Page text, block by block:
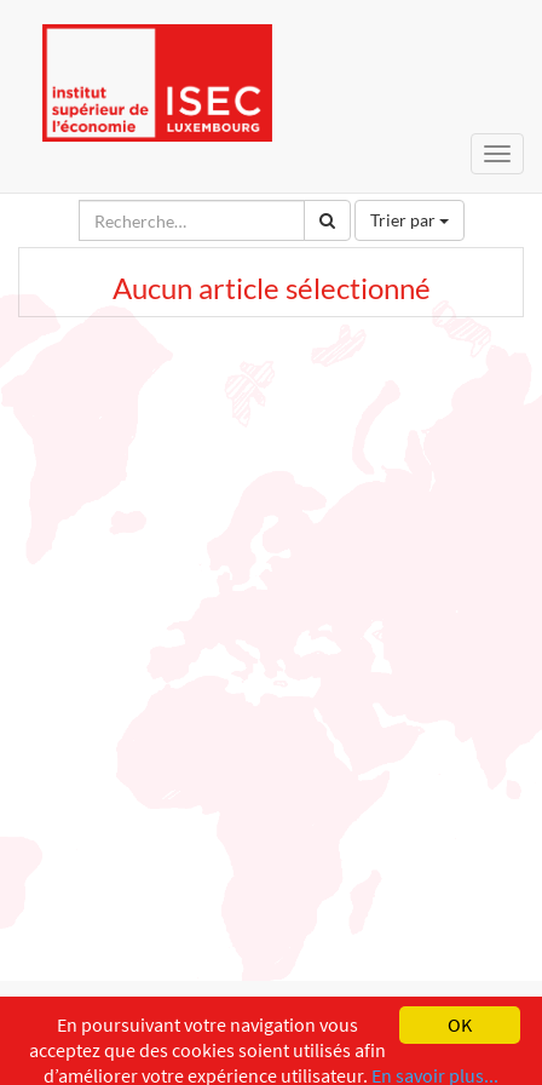
Trier par
Aucun article sélectionné
English Français
Copyright ©ISEC-AdW Aspects légaux
OK
En poursuivant votre navigation vous
acceptez que des cookies soient utilisés afin
d’améliorer votre expérience utilisateur. En savoir plus...